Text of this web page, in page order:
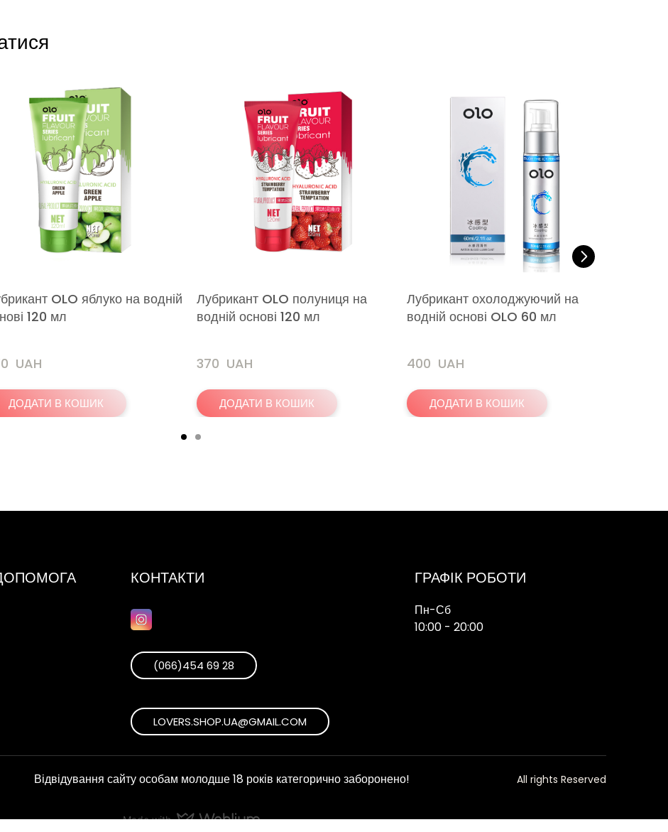
OLO яблуко на водній
120 мл
UAH
ДОДАТИ В КОШИК
Лубрикант OLO полуниця на
водній основі 120 мл
370  UAH
ДОДАТИ В КОШИК
Лубрикант охолоджуючий на
водній основі OLO 60 мл
400  UAH
ДОДАТИ В КОШИК
КОНТАКТИ
(066)454 69 28
LOVERS.SHOP.UA@GMAIL.COM
ГРАФІК РОБОТИ
Пн-Сб
10:00 - 20:00
Відвідування сайту особам молодше 18 років категорично заборонено! All rights Reserved
Made with